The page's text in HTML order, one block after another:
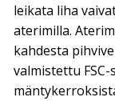
leikata liha
aterimilla.
kahdesta
valmistettu